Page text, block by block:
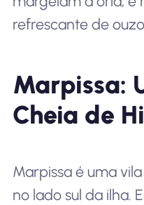
refrescante de
Marpissa:
Cheia de
Marpissa é uma
no lado sul da ilha.